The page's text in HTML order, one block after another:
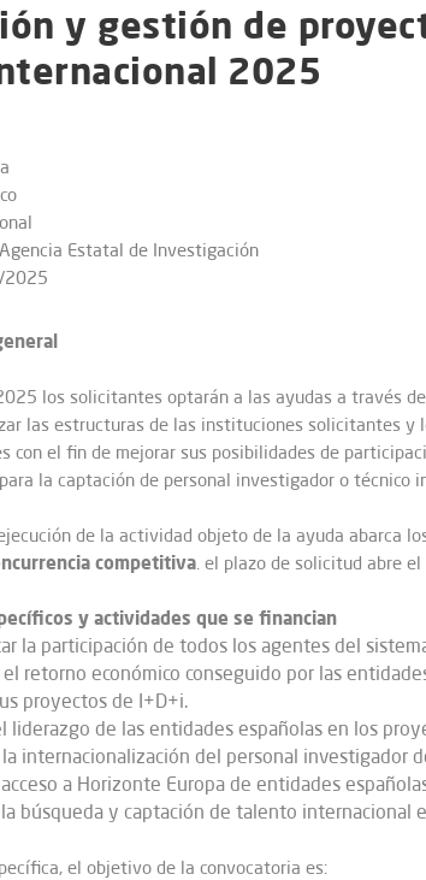
y gestión de
2025
Agencia Estatal de Investigación
los solicitantes optarán a las ayudas a través
las estructuras de las instituciones solicitantes y
con el fin de mejorar sus posibilidades de
la captación de personal investigador o técnico
de la actividad objeto de la ayuda abarca
competitiva. el plazo de solicitud abre
y actividades que se financian
la participación de todos los agentes del
retorno económico conseguido por las
proyectos de I+D+i.
liderazgo de las entidades españolas en los
internacionalización del personal investigador
a Horizonte Europa de entidades
búsqueda y captación de talento internacional
el objetivo de la convocatoria es: